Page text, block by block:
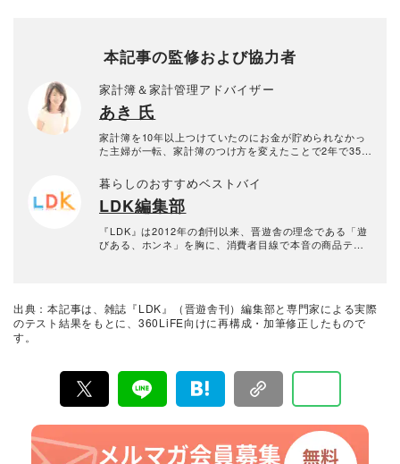
本記事の監修および協力者
家計簿＆家計管理アドバイザー
あき 氏
家計簿を10年以上つけていたのにお金が貯められなかっ
た主婦が一転、家計簿のつけ方を変えたことで2年で350
む）。 「2年間で350万円貯めた！ズボラ主婦の節約家計
簿管理ブログ」を運営し、これまで1000件以上の家計相
談に回答。 自身が貯められなかった主婦である経験を活
かし、現在は家計簿・家計管理アドバイザーとして多く
のメディアで活動中。 子供3人、5人家族。東京都在住。
著書に 『スマホでできる あきの新ズボラ家計簿』（秀
暮らしのおすすめベストバイ
LDK編集部
『LDK』は2012年の創刊以来、晋遊舎の理念である「遊
びある、ホンネ」を胸に、消費者目線で本音の商品テス
て見つけた「本当に良いもの」と「お役立ち情報」を厳
選してあなたにお届け。編集長・高橋咲彩を中心に、11
出典：本記事は、雑誌『LDK』（晋遊舎刊）編集部と専門家による実際
のテスト結果をもとに、360LiFE向けに再構成・加筆修正したもので
す。